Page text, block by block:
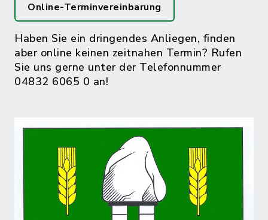
Online-Terminvereinbarung
Haben Sie ein dringendes Anliegen, finden
aber online keinen zeitnahen Termin? Rufen
Sie uns gerne unter der Telefonnummer
04832 6065 0 an!